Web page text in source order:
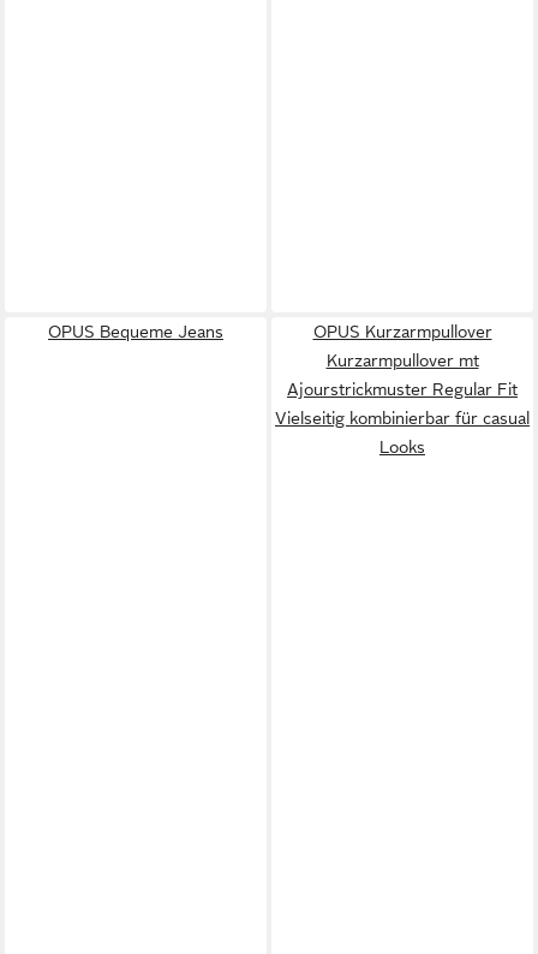
OPUS Bequeme Jeans
OPUS Kurzarmpullover
Kurzarmpullover mt
Ajourstrickmuster Regular Fit
Vielseitig kombinierbar für casual
Looks